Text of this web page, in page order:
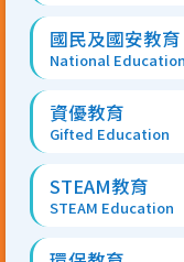
國民及國安教育
National Education
資優教育
Gifted Education
STEAM教育
STEAM Education